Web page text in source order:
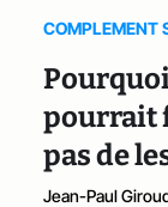
COMPLEMENT
pourrait
pas de
Jean-Paul